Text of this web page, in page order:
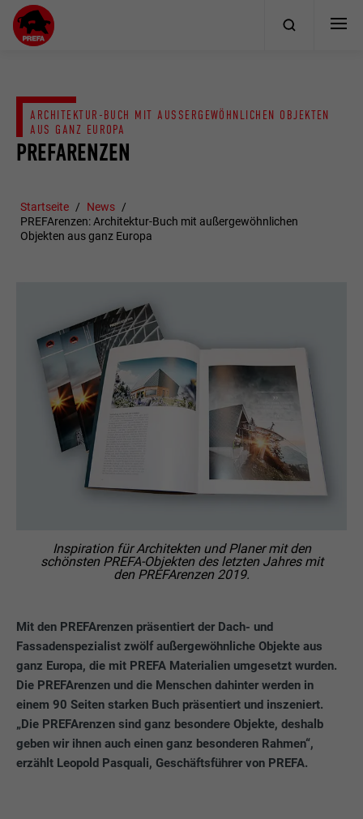
PREFARENZEN
ARCHITEKTUR-BUCH MIT AUSSERGEWÖHNLICHEN OBJEKTEN A
US GANZ EUROPA
Startseite
News
PREFArenzen: Architektur-Buch mit außergewöhnlichen
Objekten aus ganz Europa
Mit den PREFArenzen präsentiert der Dach- und
Fassadenspezialist zwölf außergewöhnliche Objekte aus
ganz Europa, die mit PREFA Materialien umgesetzt wurden.
Die PREFArenzen und die Menschen dahinter werden in
einem 90 Seiten starken Buch präsentiert und inszeniert.
„Die PREFArenzen sind ganz besondere Objekte, deshalb
geben wir ihnen auch einen ganz besonderen Rahmen“,
erzählt Leopold Pasquali, Geschäftsführer von PREFA.
Inspiration für Architekten und Planer mit den
schönsten PREFA-Objekten des letzten Jahres mit
den PREFArenzen 2019.